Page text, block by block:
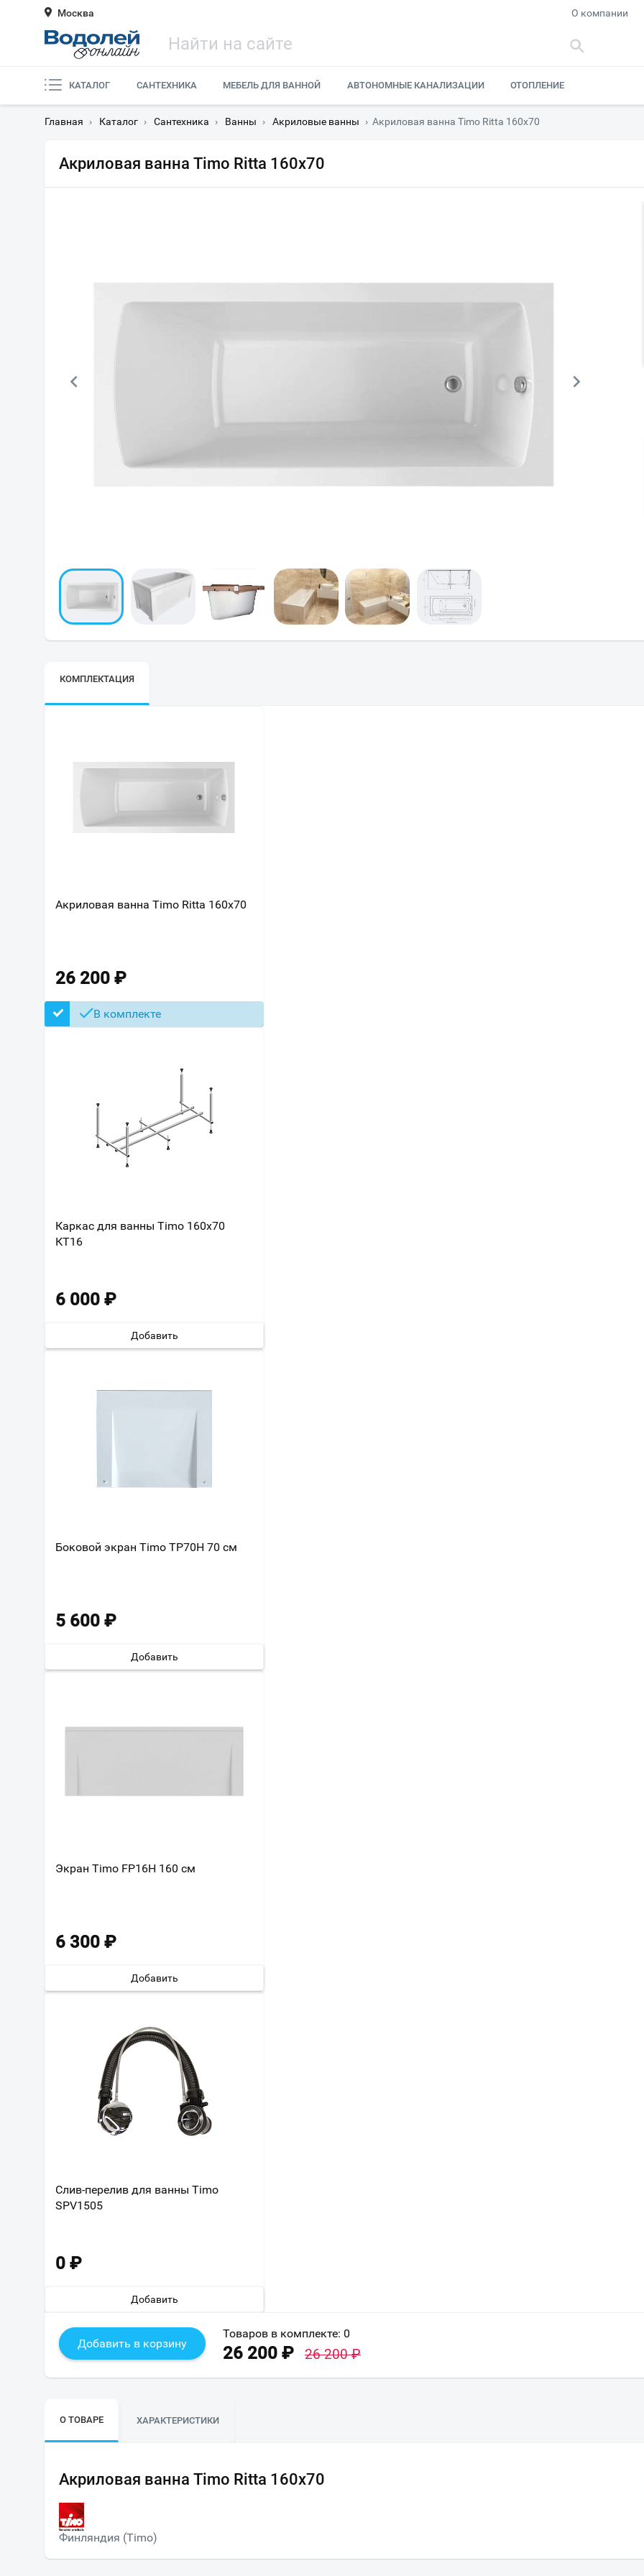
Москва О компании
КАТАЛОГ САНТЕХНИКА МЕБЕЛЬ ДЛЯ ВАННОЙ АВТОНОМНЫЕ КАНАЛИЗАЦИИ ОТОПЛЕНИЕ
Главная › Каталог › Сантехника › Ванны › Акриловые ванны › Акриловая ванна Timo Ritta 160х70
Акриловая ванна Timo Ritta 160х70
КОМПЛЕКТАЦИЯ
Акриловая ванна Timo Ritta 160х70
26 200 ₽
В комплекте
Каркас для ванны Timo 160х70
КТ16
6 000 ₽
Добавить
Боковой экран Timo TP70H 70 см
5 600 ₽
Добавить
Экран Timo FP16H 160 см
6 300 ₽
Добавить
Слив-перелив для ванны Timo
SPV1505
0 ₽
Добавить
Добавить в корзину
Товаров в комплекте: 0
26 200 ₽ 26 200₽
О ТОВАРЕ ХАРАКТЕРИСТИКИ
Акриловая ванна Timo Ritta 160х70
Финляндия (Timo)